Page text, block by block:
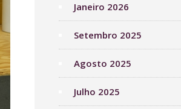
Janeiro 2026
Setembro 2025
Agosto 2025
Julho 2025